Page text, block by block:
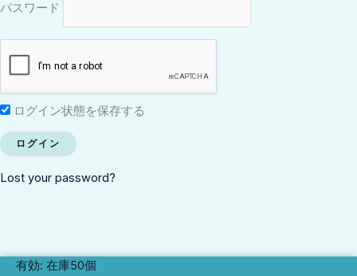
パスワード
ログイン状態を保存する
Lost your password?
有効: 在庫50個
C1